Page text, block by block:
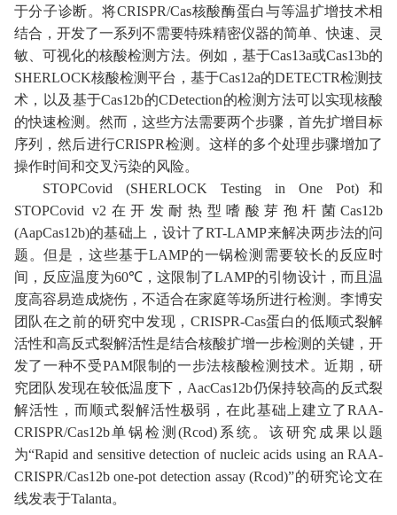
于分子诊断。将CRISPR/Cas核酸酶蛋白与等温扩增技术相
结合，开发了一系列不需要特殊精密仪器的简单、快速、灵
敏、可视化的核酸检测方法。例如，基于Cas13a或Cas13b的
SHERLOCK核酸检测平台，基于Cas12a的DETECTR检测技
术 ，以及基于Cas12b的CDetection的检测方法可以实现核酸
的快速检测。然而，这些方法需要两个步骤，首先扩增目标
序列，然后进行CRISPR检测。这样的多个处理步骤增加了
操作时间和交叉污染的风险。
STOPCovid (SHERLOCK Testing in One Pot) 和
STOPCovid
v2 在开发耐热型嗜酸芽孢杆菌Cas12b
(AapCas12b)的基础上，设计了RT-LAMP来解决两步法的问
题。但是，这些基于LAMP的一锅检测需要较长的反应时
间，反应温度为60℃ ，这限制了LAMP的引物设计，而且温
度高容易造成烧伤，不适合在家庭等场所进行检测。李博安
团队在之前的研究中发现 ， CRISPR-Cas蛋白的低顺式裂解
活性和高反式裂解活性是结合核酸扩增一步检测的关键 ，开
发了一种不受PAM限制的一步法核酸检测技术。近期，研
究团队发现在较低温度下， AacCas12b仍保持较高的反式裂
解活性，而顺式裂解活性极弱，在此基础上建立了RAA-
CRISPR/Cas12b单锅检测(Rcod) 系统。该研究成果以题
为“Rapid and sensitive detection of nucleic acids using an RAA-
CRISPR/Cas12b one-pot detection assay (Rcod)”的研究论文在
线发表于Talanta。